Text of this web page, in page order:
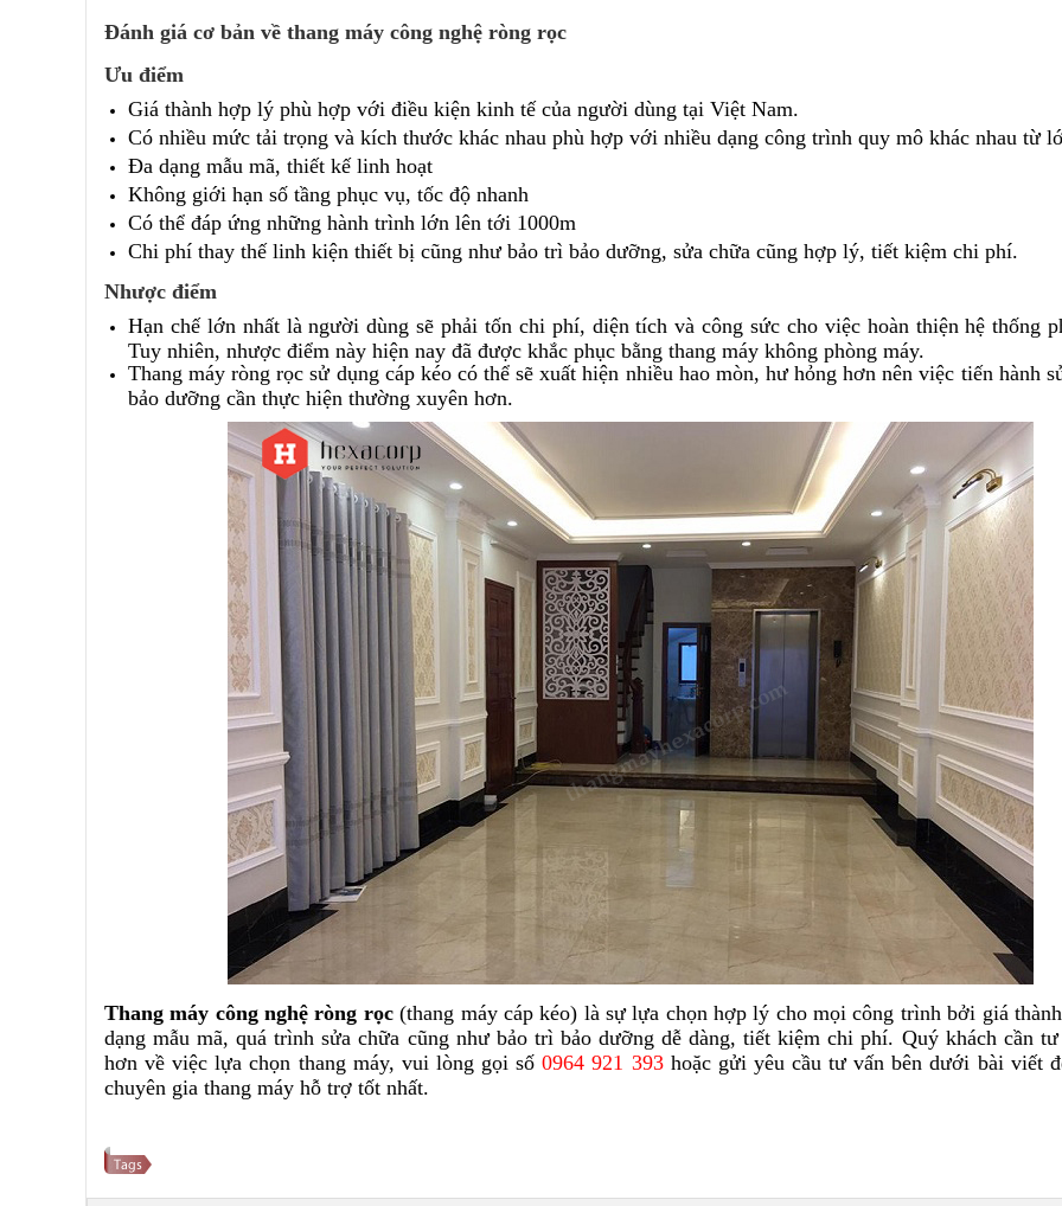
Đánh giá cơ bản về thang máy công nghệ ròng rọc
Ưu điểm
Giá thành hợp lý phù hợp với điều kiện kinh tế của người dùng tại Việt Nam.
Có nhiều mức tải trọng và kích thước khác nhau phù hợp với nhiều dạng công trình quy mô khác nhau từ
Đa dạng mẫu mã, thiết kế linh hoạt
Không giới hạn số tầng phục vụ, tốc độ nhanh
Có thể đáp ứng những hành trình lớn lên tới 1000m
Chi phí thay thế linh kiện thiết bị cũng như bảo trì bảo dưỡng, sửa chữa cũng hợp lý, tiết kiệm chi phí.
Nhược điểm
Hạn chế lớn nhất là người dùng sẽ phải tốn chi phí, diện tích và công sức cho việc hoàn thiện hệ thống
Tuy nhiên, nhược điểm này hiện nay đã được khắc phục bằng thang máy không phòng máy.
Thang máy ròng rọc sử dụng cáp kéo có thể sẽ xuất hiện nhiều hao mòn, hư hỏng hơn nên việc tiến hành
bảo dưỡng cần thực hiện thường xuyên hơn.
Thang máy công nghệ ròng rọc(thang máy cáp kéo) là sự lựa chọn hợp lý cho mọi công trình bởi giá
dạng mẫu mã, quá trình sửa chữa cũng như bảo trì bảo dưỡng dễ dàng, tiết kiệm chi phí. Quý khách cần
hơn về việc lựa chọn thang máy, vui lòng gọi số0964 921 393hoặc gửi yêu cầu tư vấn bên dưới bài viết
chuyên gia thang máy hỗ trợ tốt nhất.